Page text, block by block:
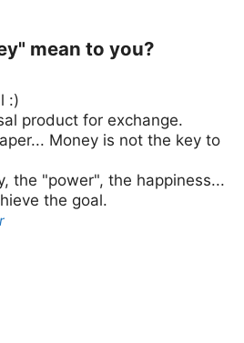
mean to you?
:)
product for exchange.
Money is not the key to
the "power", the happiness...
the goal.